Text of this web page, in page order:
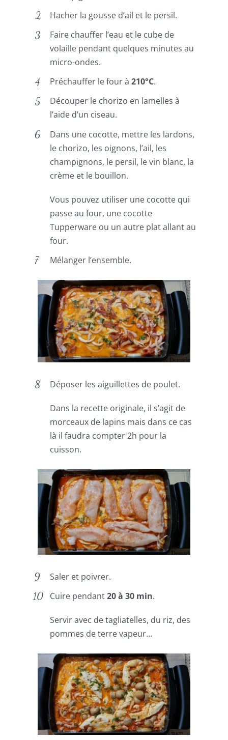
Hacher la gousse d’ail et le persil.
Faire chauffer l’eau et le cube de
volaille pendant quelques minutes au
micro-ondes.
Préchauffer le four à210°C.
Découper le chorizo en lamelles à
l’aide d’un ciseau.
Dans une cocotte, mettre les lardons,
le chorizo, les oignons, l’ail, les
champignons, le persil, le vin blanc, la
crème et le bouillon.
Vous pouvez utiliser une cocotte qui
passe au four, une cocotte
Tupperware ou un autre plat allant au
four.
Mélanger l’ensemble.
Déposer les aiguillettes de poulet.
Dans la recette originale, il s’agit de
morceaux de lapins mais dans ce cas
là il faudra compter 2h pour la
cuisson.
Saler et poivrer.
Cuire pendant20 à 30 min.
Servir avec de tagliatelles, du riz, des
pommes de terre vapeur…